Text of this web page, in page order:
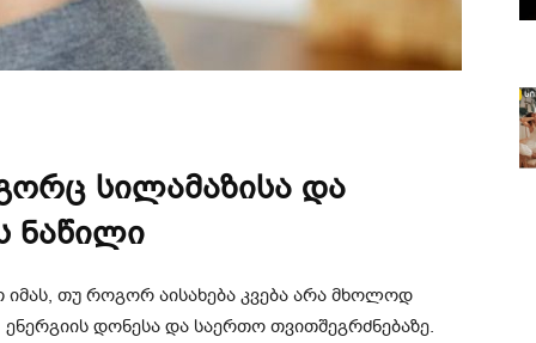
სილამაზისა და
ნაწილი
იმას, თუ როგორ აისახება კვება არა მხოლოდ
ენერგიის დონესა და საერთო თვითშეგრძნებაზე.